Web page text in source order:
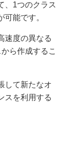
、1つのクラス
能です。
速度の異なる
ら作成するこ
して新たなオ
スを利用する